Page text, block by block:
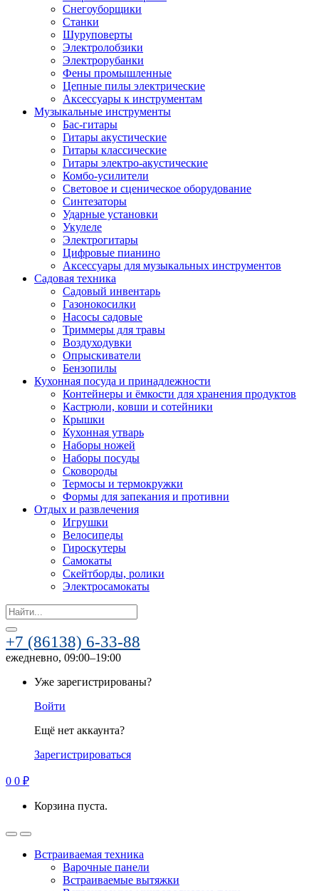
Снегоуборщики
Станки
Шуруповерты
Электролобзики
Электрорубанки
Фены промышленные
Цепные пилы электрические
Аксессуары к инструментам
Музыкальные инструменты
Бас-гитары
Гитары акустические
Гитары классические
Гитары электро-акустические
Комбо-усилители
Световое и сценическое оборудование
Синтезаторы
Ударные установки
Укулеле
Электрогитары
Цифровые пианино
Аксессуары для музыкальных инструментов
Садовая техника
Садовый инвентарь
Газонокосилки
Насосы садовые
Триммеры для травы
Воздуходувки
Опрыскиватели
Бензопилы
Кухонная посуда и принадлежности
Контейнеры и ёмкости для хранения продуктов
Кастрюли, ковши и сотейники
Крышки
Кухонная утварь
Наборы ножей
Наборы посуды
Сковороды
Термосы и термокружки
Формы для запекания и противни
Отдых и развлечения
Игрушки
Велосипеды
Гироскутеры
Самокаты
Скейтборды, ролики
Электросамокаты
Search
for:
+7 (86138) 6-33-88
ежедневно, 09:00–19:00
Уже зарегистрированы?
Войти
Ещё нет аккаунта?
Зарегистрироваться
0 0 ₽
Корзина пуста.
Встраиваемая техника
Варочные панели
Встраиваемые вытяжки